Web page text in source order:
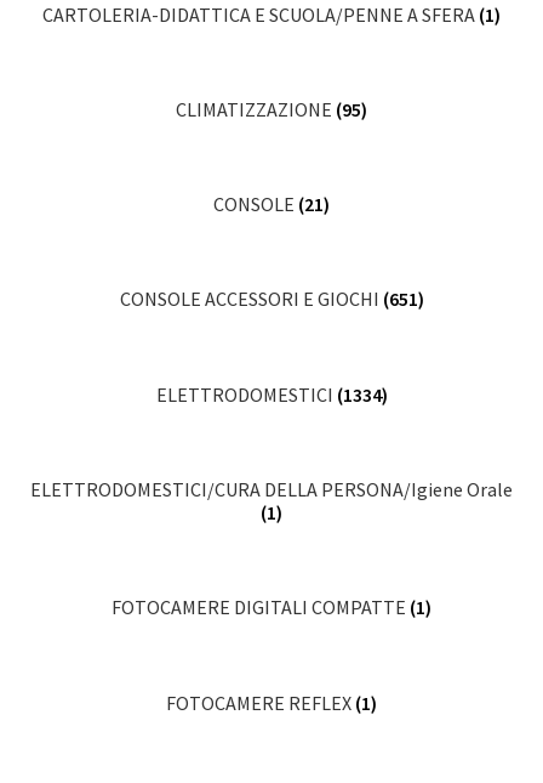
CARTOLERIA-DIDATTICA E SCUOLA/PENNE A SFERA (1)
CLIMATIZZAZIONE (95)
CONSOLE (21)
CONSOLE ACCESSORI E GIOCHI (651)
ELETTRODOMESTICI (1334)
ELETTRODOMESTICI/CURA DELLA PERSONA/Igiene Orale
(1)
FOTOCAMERE DIGITALI COMPATTE (1)
FOTOCAMERE REFLEX (1)